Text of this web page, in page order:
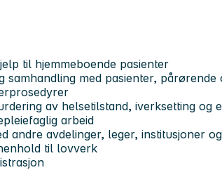
til hjemmeboende pasienter
samhandling med pasienter, pårørende
av helsetilstand, iverksetting og
arbeid
andre avdelinger, leger, institusjoner
til lovverk